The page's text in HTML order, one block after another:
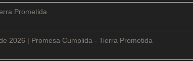
Prometida
2026 | Promesa Cumplida - Tierra Prometida